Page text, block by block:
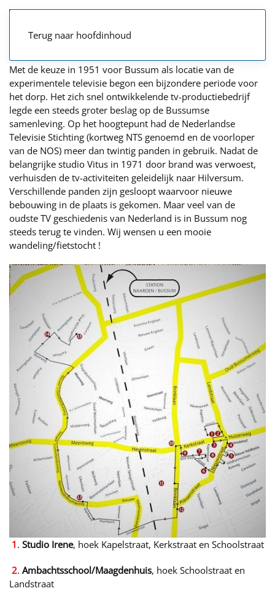
Terug naar hoofdinhoud
Met de keuze in 1951 voor Bussum als locatie van de
experimentele televisie begon een bijzondere periode voor
het dorp. Het zich snel ontwikkelende tv-productiebedrijf
legde een steeds groter beslag op de Bussumse
samenleving. Op het hoogtepunt had de Nederlandse
Televisie Stichting (kortweg NTS genoemd en de voorloper
van de NOS) meer dan twintig panden in gebruik. Nadat de
belangrijke studio Vitus in 1971 door brand was verwoest,
verhuisden de tv-activiteiten geleidelijk naar Hilversum.
Verschillende panden zijn gesloopt waarvoor nieuwe
bebouwing in de plaats is gekomen. Maar veel van de
oudste TV geschiedenis van Nederland is in Bussum nog
steeds terug te vinden. Wij wensen u een mooie
wandeling/fietstocht !
1 . Studio Irene, hoek Kapelstraat, Kerkstraat en Schoolstraat
2. Ambachtsschool/Maagdenhuis, hoek Schoolstraat en
Landstraat